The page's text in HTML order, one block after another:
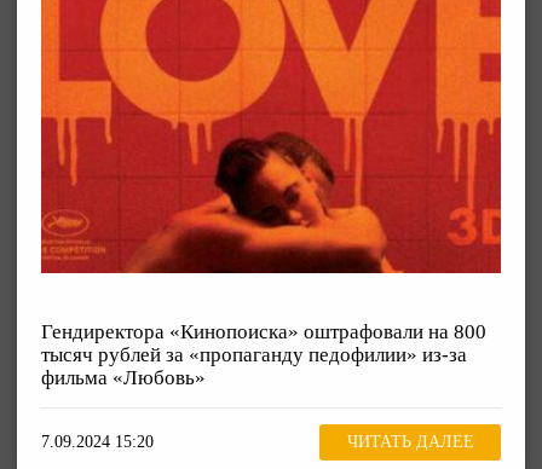
Гендиректора «Кинопоиска» оштрафовали на 800
тысяч рублей за «пропаганду педофилии» из-за
фильма «Любовь»
7.09.2024 15:20 ЧИТАТЬ ДАЛЕЕ